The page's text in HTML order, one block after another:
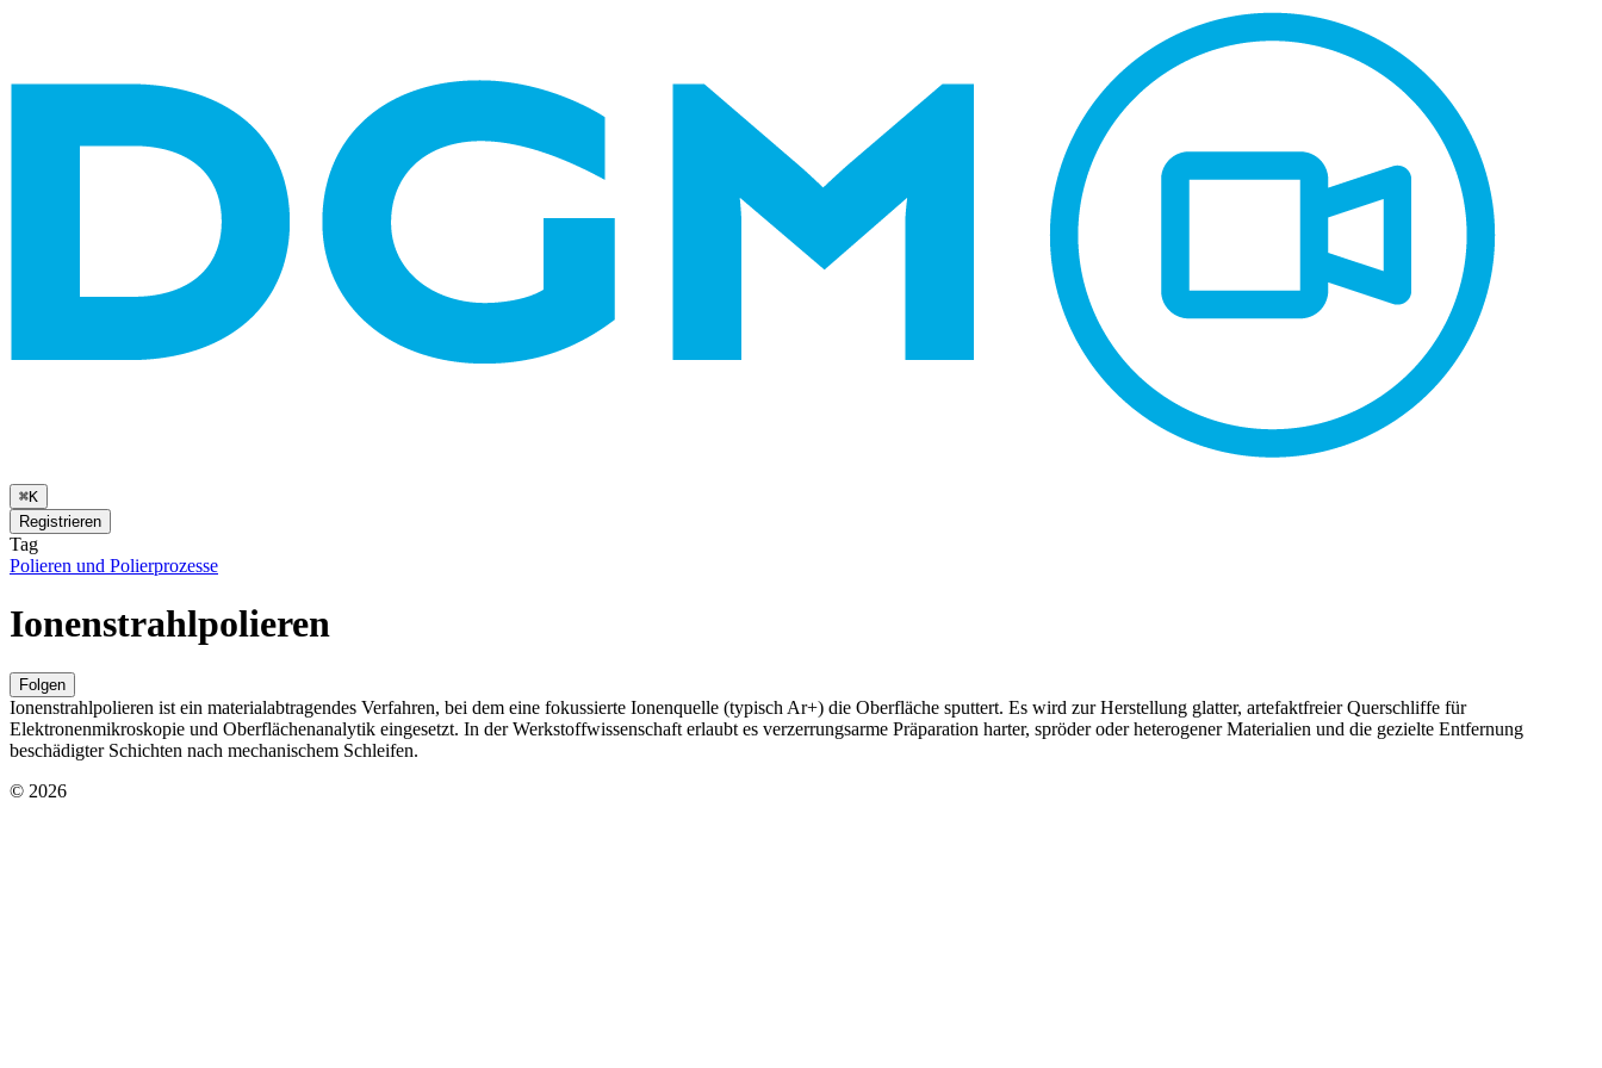
⌘K
Registrieren
Tag
Polieren und Polierprozesse
Ionenstrahlpolieren
Folgen
Ionenstrahlpolieren ist ein materialabtragendes Verfahren, bei dem eine fokussierte Ionenquelle (typisch Ar+) die Oberfläche sputtert. Es wird zur Herstellung glatter, artefaktfreier Querschliffe für
Elektronenmikroskopie und Oberflächenanalytik eingesetzt. In der Werkstoffwissenschaft erlaubt es verzerrungsarme Präparation harter, spröder oder heterogener Materialien und die gezielte Entfernung
beschädigter Schichten nach mechanischem Schleifen.
© 2026